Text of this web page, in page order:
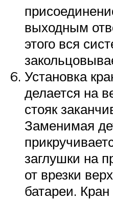
выходным
этого вся
Установка
делается на
стояк
Заменимая
заглушки на
от врезки
батареи.